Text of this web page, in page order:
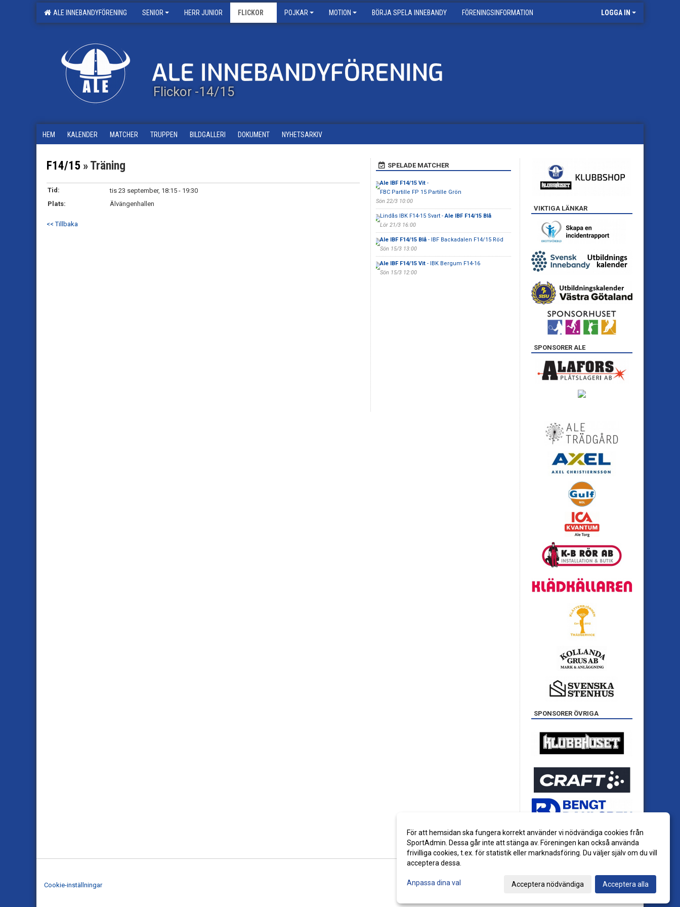
ALE INNEBANDYFÖRENING SENIOR HERR JUNIOR FLICKOR POJKAR MOTION BÖRJA SPELA INNEBANDY FÖRENINGSINFORMATION LOGGA IN
Flickor -14/15
HEM KALENDER MATCHER TRUPPEN BILDGALLERI DOKUMENT NYHETSARKIV
F14/15 » Träning
Tid:
tis 23 september, 18:15 - 19:30
Plats:
Älvängenhallen
<< Tillbaka
SPELADE MATCHER
Ale IBF F14/15 Vit-
FBC Partille FP 15 Partille Grön
Sön 22/3 10:00
Lindås IBK F14-15 Svart -Ale IBF F14/15 Blå
Lör 21/3 16:00
Ale IBF F14/15 Blå- IBF Backadalen F14/15 Röd
Sön 15/3 13:00
Ale IBF F14/15 Vit- IBK Bergum F14-16
Sön 15/3 12:00
VIKTIGA LÄNKAR
SPONSORER ALE
SPONSORER ÖVRIGA
Cookie-inställningar
För att hemsidan ska fungera korrekt använder vi nödvändiga cookies från
SportAdmin. Dessa går inte att stänga av. Föreningen kan också använda
frivilliga cookies, t.ex. för statistik eller marknadsföring. Du väljer själv om du vill
acceptera dessa.
Anpassa dina val Acceptera nödvändiga Acceptera alla